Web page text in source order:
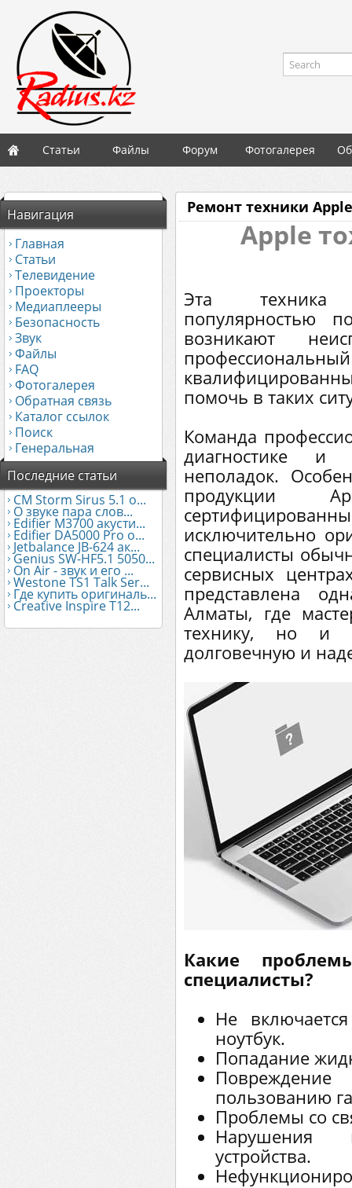
Search
Статьи Файлы Форум Фотогалерея
Навигация
Главная
Статьи
Телевидение
Проекторы
Медиаплееры
Безопасность
Звук
Файлы
FAQ
Фотогалерея
Обратная связь
Каталог ссылок
Поиск
Генеральная
Последние статьи
CM Storm Sirus 5.1 о...
О звуке пара слов...
Edifier М3700 акусти...
Edifier DA5000 Pro о...
Jetbalance JB-624 ак...
Genius SW-HF5.1 5050...
On Air - звук и его ...
Westone TS1 Talk Ser...
Где купить оригиналь...
Creative Inspire T12...
Ремонт техники
Apple
Эта техника
популярностью
возникают
помочь в таких
Команда
диагностике и
неполадок.
продукции
исключительно
специалисты
сервисных
представлена
Алматы, где
технику, но и
долговечную и
Какие
специалисты?
Не
ноутбук.
Попадание
пользованию
Проблемы со
Нарушения
устройства.